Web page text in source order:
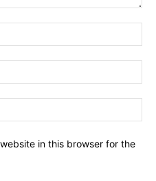
in this browser for the